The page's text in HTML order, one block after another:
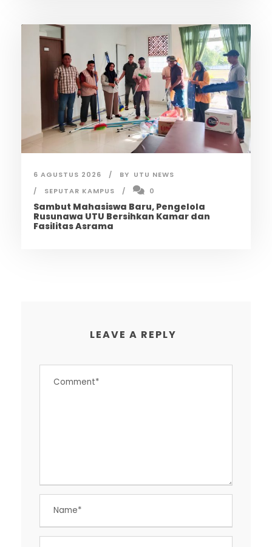
6 AGUSTUS 2026 BY UTU NEWS
SEPUTAR KAMPUS
0
Sambut Mahasiswa Baru, Pengelola
Rusunawa UTU Bersihkan Kamar dan
Fasilitas Asrama
LEAVE A REPLY